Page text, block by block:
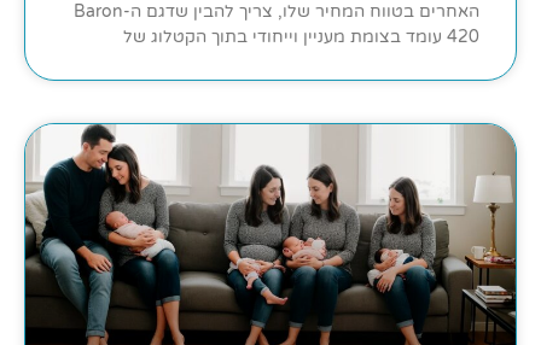
האחרים בטווח המחיר שלו, צריך להבין שדגם ה-Baron
420 עומד בצומת מעניין וייחודי בתוך הקטלוג של